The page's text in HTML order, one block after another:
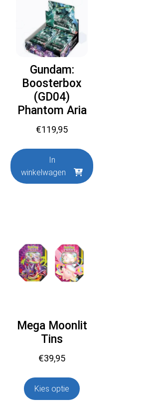
Gundam:
Boosterbox
(GD04)
Phantom Aria
€119,95
In
winkelwagen
Mega Moonlit
Tins
€39,95
Kies optie